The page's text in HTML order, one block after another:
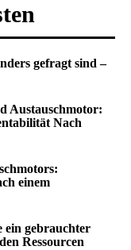
gefragt sind –
Austauschmotor:
Nach
einem
ein gebrauchter
Ressourcen